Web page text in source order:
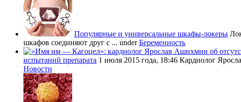
Популярные и универсальные шкафы-локеры
шкафов соединяют друг с ... underБеременность
испытаний препарата 1 июля 2015 года, 18:46 Кардиолог
Новости